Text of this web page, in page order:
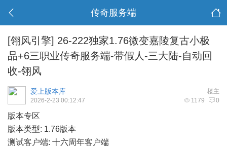
传奇服务端
[翎风引擎] 26-222独家1.76微变嘉陵复古小极
品+6三职业传奇服务端-带假人-三大陆-自动回
收-翎风
楼主
爱上版本库
1179 0
2026-2-23 00:12:47
版本专区
版本类型: 1.76版本
测试客户端: 十六周年客户端